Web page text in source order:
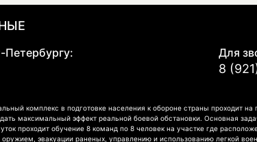
Петербургу: Для
8
комплекс в подготовке населения к обороне страны проходит
максимальный эффект реальной боевой обстановки. Основная
проходит обучение 8 команд по 8 человек на участке где
эвакуации раненых, управлению и использованию легкой